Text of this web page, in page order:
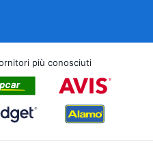
più conosciuti